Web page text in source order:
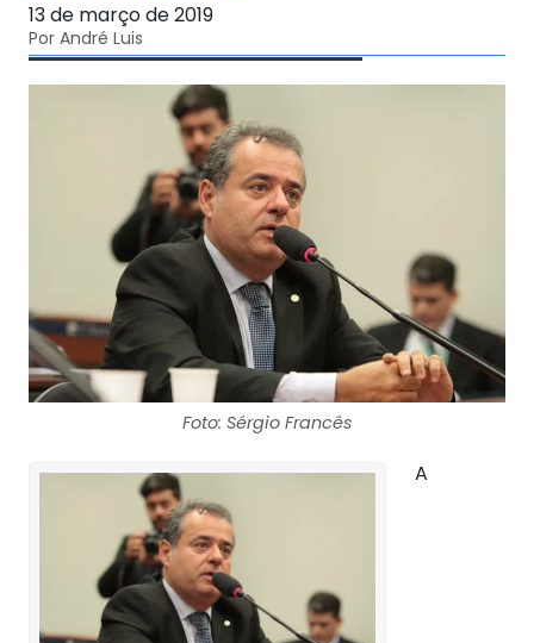
13 de março de 2019
Por André Luis
Foto: Sérgio Francês
A